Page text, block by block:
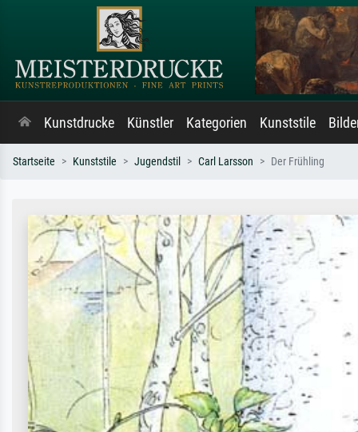
Kunstdrucke Künstler Kategorien Kunststile
Startseite Kunststile Jugendstil Carl Larsson Der Frühling